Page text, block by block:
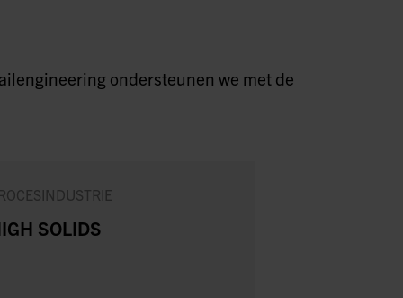
ondersteunen we met de
SOLIDS